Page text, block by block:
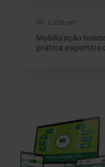
Lúcia em:
Mobilização
prática esportiva